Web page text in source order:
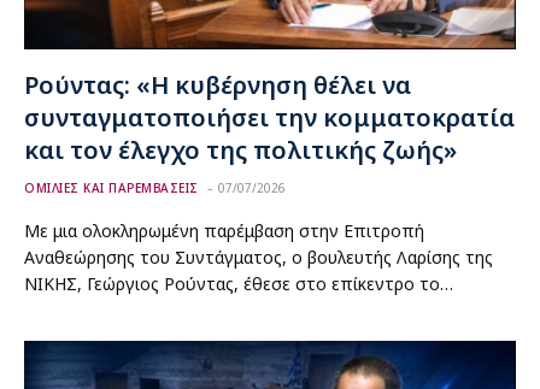
Ρούντας: «Η κυβέρνηση θέλει να
συνταγματοποιήσει την κομματοκρατία
και τον έλεγχο της πολιτικής ζωής»
ΟΜΙΛΙΕΣ ΚΑΙ ΠΑΡΕΜΒΑΣΕΙΣ 07/07/2026
Με μια ολοκληρωμένη παρέμβαση στην Επιτροπή
Αναθεώρησης του Συντάγματος, ο βουλευτής Λαρίσης της
ΝΙΚΗΣ, Γεώργιος Ρούντας, έθεσε στο επίκεντρο το…